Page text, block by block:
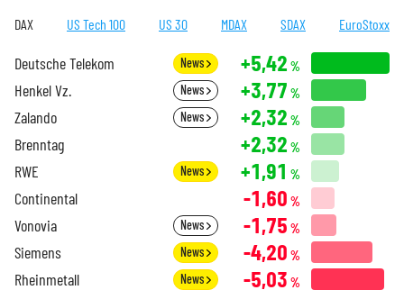
DAX US Tech 100 US 30 MDAX SDAX EuroStoxx
Deutsche Telekom News +5,42 %
Henkel Vz. News +3,77 %
Zalando News +2,32 %
Brenntag +2,32 %
RWE News +1,91 %
Continental -1,60 %
Vonovia News -1,75 %
Siemens News -4,20 %
Rheinmetall News -5,03 %